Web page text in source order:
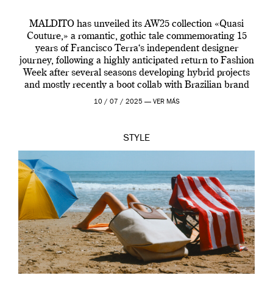
MALDITO has unveiled its AW25 collection «Quasi
Couture,» a romantic, gothic tale commemorating 15
years of Francisco Terra‘s independent designer
journey, following a highly anticipated return to Fashion
Week after several seasons developing hybrid projects
and mostly recently a boot collab with Brazilian brand
Melissa. This fashion show is a component of Francisco
10 / 07 / 2025 — VER MÁS
STYLE